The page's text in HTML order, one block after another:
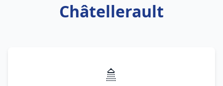
Châtellerault
🚿